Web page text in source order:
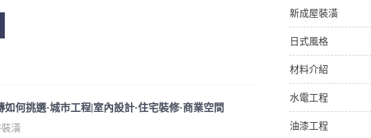
如何挑選-城市工程|室內設計-住宅裝修-商業空間
潢
新成屋裝潢
日式風格
材料介紹
水電工程
油漆工程